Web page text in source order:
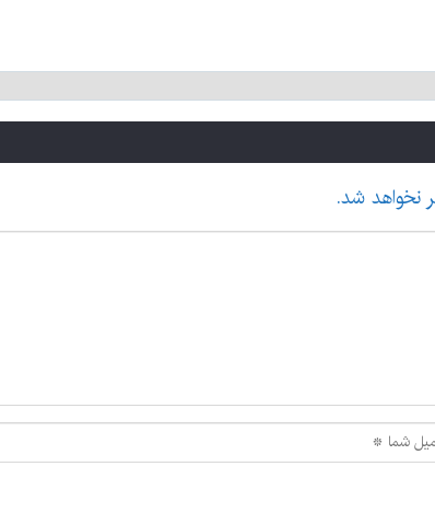
نخواهد شد.